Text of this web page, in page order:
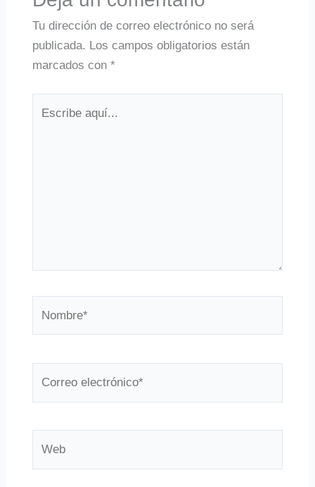
Tu dirección de correo electrónico no será
publicada. Los campos obligatorios están
marcados con *